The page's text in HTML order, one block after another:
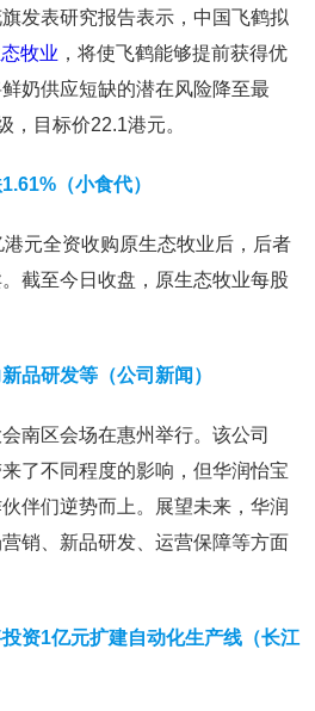
发表研究报告表示，中国飞鹤拟
牧业 ，将使飞鹤能够提前获得优
奶供应短缺的潜在风险降至最
，目标价22.1港元。
（小食代）
元全资收购原生态牧业后，后者
截至今日收盘，原生态牧业每股
品研发等（公司新闻）
南区会场在惠州举行。该公司
了不同程度的影响，但华润怡宝
伴们逆势而上。展望未来，华润
销、新品研发、运营保障等方面
资1亿元扩建自动化生产线（长江